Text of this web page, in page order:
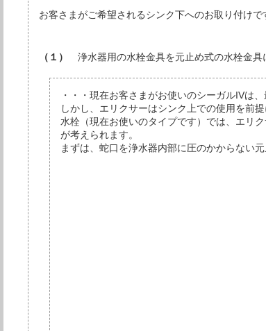
お客さまがご希望されるシンク下へのお取り付け
（１） 浄水器用の水栓金具を元止め式の水栓金
・・・現在お客さまがお使いのシーガルIVは
しかし、エリクサーはシンク上での使用を前
水栓（現在お使いのタイプです）では、エリ
が考えられます。
まずは、蛇口を浄水器内部に圧のかからない